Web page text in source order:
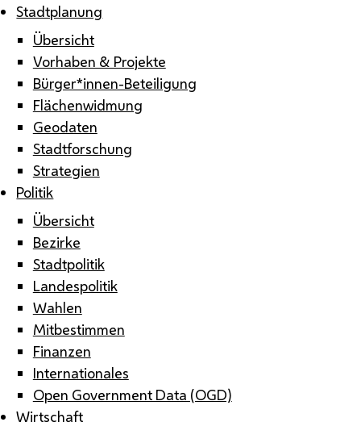
Stadtplanung
Übersicht
Vorhaben & Projekte
Bürger*innen-Beteiligung
Flächenwidmung
Geodaten
Stadtforschung
Strategien
Politik
Übersicht
Bezirke
Stadtpolitik
Landespolitik
Wahlen
Mitbestimmen
Finanzen
Internationales
Open Government Data (OGD)
Wirtschaft